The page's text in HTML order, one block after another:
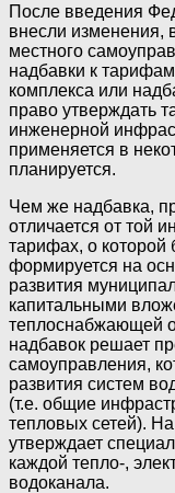
После введения
внесли изменения,
местного
надбавки к
комплекса или
право утверждать
инженерной
применяется в
планируется.
Чем же надбавка,
отличается от той
тарифах, о
формируется на
развития
капитальными
теплоснабжающей
надбавок решает
самоуправления,
развития систем
(т.е. общие
тепловых сетей).
утверждает
каждой тепло-,
водоканала.